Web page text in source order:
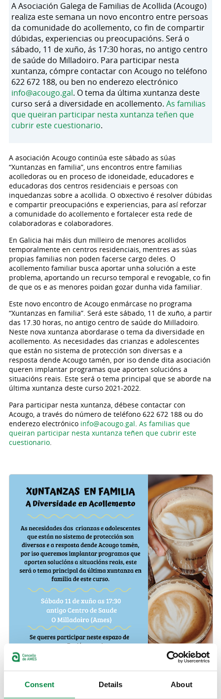
Consent Details About
A Asociación Galega de Familias de Acollida (Acougo)
realiza este semana un novo encontro entre persoas
da comunidade do acollemento, co fin de compartir
dúbidas, experiencias ou preocupacións. Será o
sábado, 11 de xuño, ás 17:30 horas, no antigo centro
de saúde do Milladoiro. Para participar nesta
xuntanza, cómpre contactar con Acougo no teléfono
622 672 188, ou ben no enderezo electrónico
info@acougo.gal. O tema da última xuntanza deste
curso será a diversidade en acollemento. As familias
que queiran participar nesta xuntanza teñen que
cubrir este cuestionario.
A asociación Acougo continúa este sábado as súas
“Xuntanzas en familia”, uns encontros entre familias
acolledoras ou en proceso de idoneidade, educadores e
educadoras dos centros residenciais e persoas con
inquedanzas sobre a acollida. O obxectivo é resolver dúbidas
e compartir preocupacións e experiencias, para así reforzar
a comunidade do acollemento e fortalecer esta rede de
colaboradoras e colaboradores.
En Galicia hai máis dun milleiro de menores acollidos
temporalmente en centros residenciais, mentres as súas
propias familias non poden facerse cargo deles. O
acollemento familiar busca aportar unha solución a este
problema, aportando un recurso temporal e revogable, co fin
de que os e as menores poidan gozar dunha vida familiar.
Este novo encontro de Acougo enmárcase no programa
“Xuntanzas en familia”. Será este sábado, 11 de xuño, a partir
das 17.30 horas, no antigo centro de saúde do Milladoiro.
Neste nova xuntanza abordarase o tema da diversidade en
acollemento. As necesidades das crianzas e adolescentes
que están no sistema de protección son diversas e a
resposta dende Acougo tamén, por iso dende dita asociación
queren implantar programas que aporten solucións a
situacións reais. Este será o tema principal que se aborde na
última xuntanza deste curso 2021-2022.
Para participar nesta xuntanza, débese contactar con
Acougo, a través do número de teléfono 622 672 188 ou do
enderezo electrónico info@acougo.gal. As familias que
queiran participar nesta xuntanza teñen que cubrir este
cuestionario.